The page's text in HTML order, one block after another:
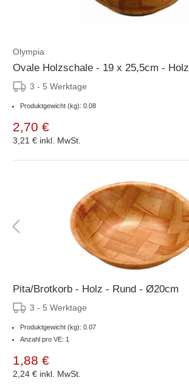
Olympia
Ovale Holzschale - 19 x 25,5cm - Holz
3 - 5 Werktage
Produktgewicht (kg): 0.08
2,70 €
3,21 € inkl. MwSt.
Pita/Brotkorb - Holz - Rund - Ø20cm
3 - 5 Werktage
Produktgewicht (kg): 0.07
Anzahl pro VE: 1
1,88 €
2,24 € inkl. MwSt.